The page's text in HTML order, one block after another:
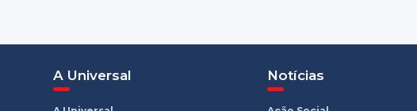
A Universal Notícias